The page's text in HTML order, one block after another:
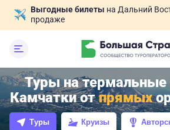
Выгодные билеты на Дальний
продаже
Туры на термальные
Камчатки отпрямых
Туры Круизы